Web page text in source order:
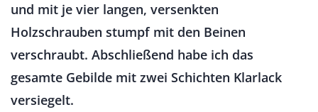
und mit je vier langen, versenkten
Holzschrauben stumpf mit den Beinen
verschraubt. Abschließend habe ich das
gesamte Gebilde mit zwei Schichten Klarlack
versiegelt.